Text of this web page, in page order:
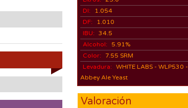
DI:
1.054
DF:
1.010
IBU: 34.5
Alcohol:
5.91%
Color: 7.55 SRM
Levadura: WHITE LABS - WLP530 -
Abbey Ale Yeast
Valoración